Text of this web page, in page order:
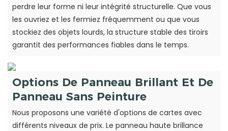
perdre leur forme ni leur intégrité structurelle. Que vous
les ouvriez et les fermiez fréquemment ou que vous
stockiez des objets lourds, la structure stable des tiroirs
garantit des performances fiables dans le temps.
Options De Panneau Brillant Et De
Panneau Sans Peinture
Nous proposons une variété d'options de cartes avec
différents niveaux de prix. Le panneau haute brillance